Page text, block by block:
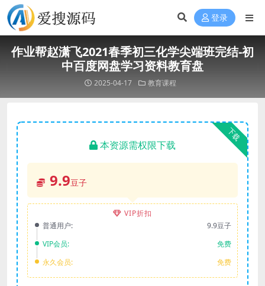
登录
作业帮赵潇飞2021春季初三化学尖端班完结-初
中百度网盘学习资料教育盘
2025-04-17 教育课程
下载
本资源需权限下载
9.9豆子
VIP折扣
普通用户:
9.9豆子
VIP会员:
免费
永久会员:
免费